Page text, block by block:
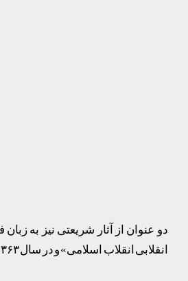
انقلابی انقلاب اسلامی» و در سال ۱۳۶۳ از سوی نشر«باز تاب بشریت » به چاپ رسیده است: